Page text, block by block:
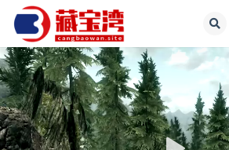
全部